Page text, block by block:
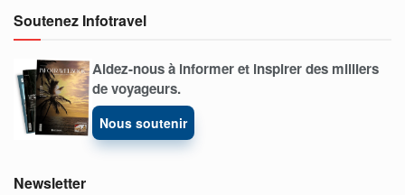
Soutenez Infotravel
Aidez-nous à informer et inspirer des milliers
de voyageurs.
Nous soutenir
Newsletter